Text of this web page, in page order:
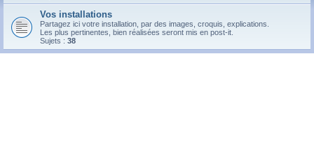
c
Vos installations
Partagez ici votre installation, par des images, croquis, explications.
Les plus pertinentes, bien réalisées seront mis en post-it.
Sujets : 38